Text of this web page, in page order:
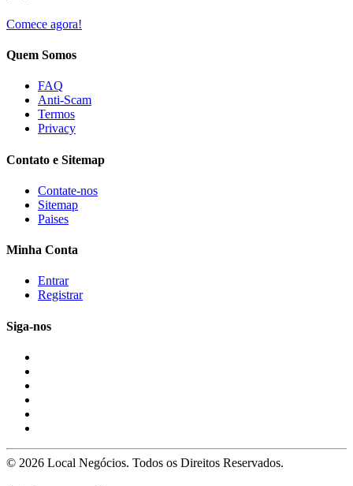
Comece agora!
Quem Somos
FAQ
Anti-Scam
Termos
Privacy
Contato e Sitemap
Contate-nos
Sitemap
Paises
Minha Conta
Entrar
Registrar
Siga-nos
© 2026 Local Negócios. Todos os Direitos Reservados.